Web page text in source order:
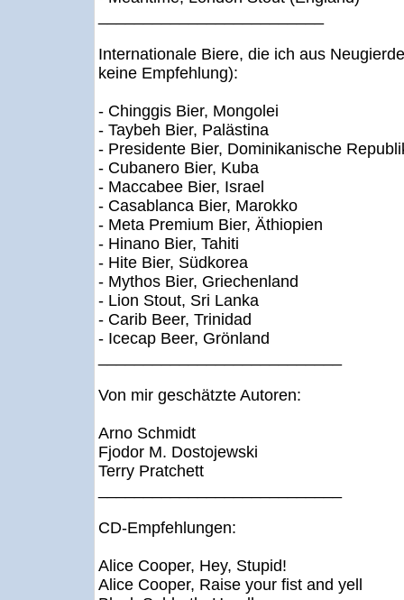
Internationale Biere, die ich aus
keine Empfehlung):
- Chinggis Bier, Mongolei
- Taybeh Bier, Palästina
- Presidente Bier, Dominikanische
- Cubanero Bier, Kuba
- Maccabee Bier, Israel
- Casablanca Bier, Marokko
- Meta Premium Bier, Äthiopien
- Hinano Bier, Tahiti
- Hite Bier, Südkorea
- Mythos Bier, Griechenland
- Lion Stout, Sri Lanka
- Carib Beer, Trinidad
- Icecap Beer, Grönland
Von mir geschätzte Autoren:
Arno Schmidt
Fjodor M. Dostojewski
Terry Pratchett
CD-Empfehlungen:
Alice Cooper, Hey, Stupid!
Alice Cooper, Raise your fist and yell